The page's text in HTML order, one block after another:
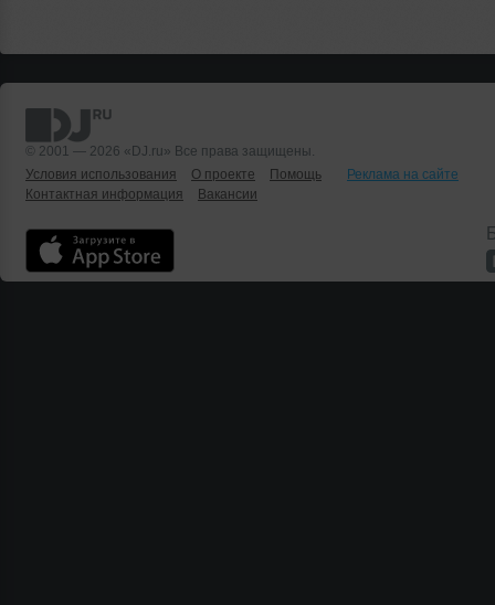
© 2001 — 2026 «DJ.ru» Все права защищены.
Условия использования
О проекте Помощь
Реклама на сайте
Контактная информация
Вакансии